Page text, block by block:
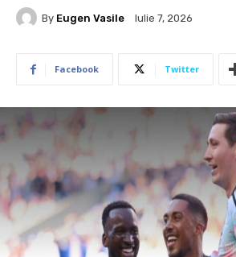
By Eugen Vasile Iulie 7, 2026
Facebook Twitter